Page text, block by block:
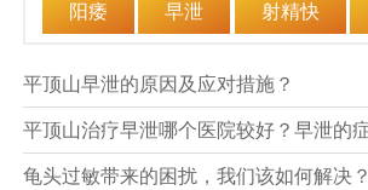
阳痿 早泄 射精快
平顶山早泄的原因及应对措施？
平顶山治疗早泄哪个医院较好？早泄的
龟头过敏带来的困扰，我们该如何解决？